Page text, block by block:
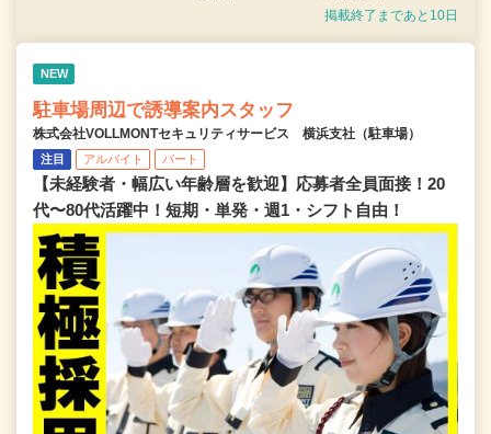
掲載終了まであと10日
NEW
駐車場周辺で誘導案内スタッフ
株式会社VOLLMONTセキュリティサービス 横浜支社（駐車場）
注目 アルバイト パート
【未経験者・幅広い年齢層を歓迎】応募者全員面接！20
代〜80代活躍中！短期・単発・週1・シフト自由！